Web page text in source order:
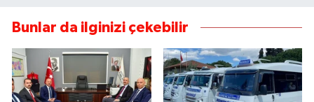
Bunlar da ilginizi çekebilir